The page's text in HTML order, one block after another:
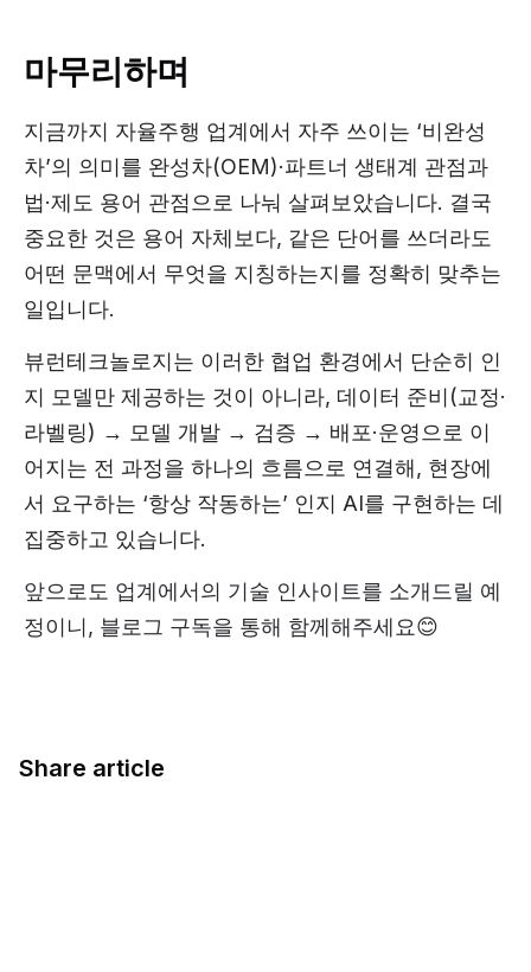
마무리하며
지금까지 자율주행 업계에서 자주 쓰이는 ‘비완성
차’의 의미를 완성차(OEM)·파트너 생태계 관점과
법·제도 용어 관점으로 나눠 살펴보았습니다. 결국
중요한 것은 용어 자체보다, 같은 단어를 쓰더라도
어떤 문맥에서 무엇을 지칭하는지를 정확히 맞추는
일입니다.
뷰런테크놀로지는 이러한 협업 환경에서 단순히 인
지 모델만 제공하는 것이 아니라, 데이터 준비(교정·
라벨링) → 모델 개발 → 검증 → 배포·운영으로 이
어지는 전 과정을 하나의 흐름으로 연결해, 현장에
서 요구하는 ‘항상 작동하는’ 인지 AI를 구현하는 데
집중하고 있습니다.
앞으로도 업계에서의 기술 인사이트를 소개드릴 예
정이니, 블로그 구독을 통해 함께해주세요😊
Share article